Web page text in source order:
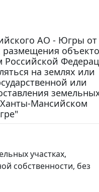
АО - Югры от
размещения
Российской
на землях или
или
Ханты-Мансийском
участках,
собственности, без